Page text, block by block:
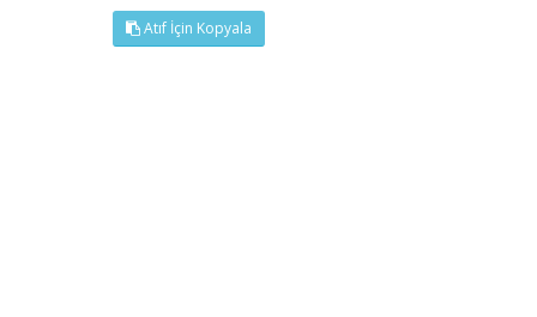
Atıf İçin Kopyala